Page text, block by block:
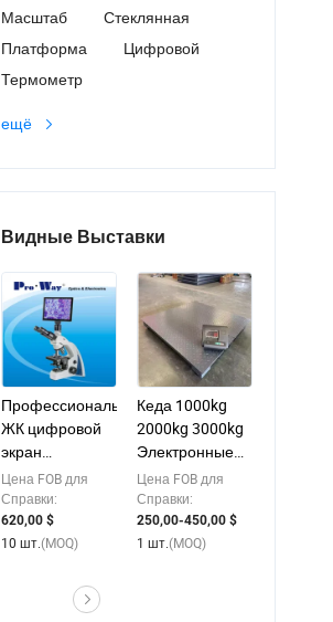
Масштаб
Стеклянная
Платформа
Цифровой
Термометр
ещё
Видные Выставки
Профессиональный
ЖК цифровой
экран
биологический
...
Цена FOB для
Справки:
620,00 $
10 шт.(MOQ)
Кеда 1000kg
2000kg 3000kg
Электронные
напольные ...
Цена FOB для
Справки:
250,00-450,00 $
1 шт.(MOQ)